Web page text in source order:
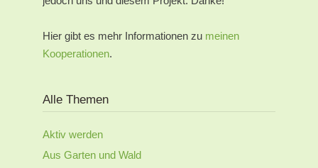
Hier gibt es mehr Informationen zu meinen
Kooperationen.
Alle Themen
Aktiv werden
Aus Garten und Wald